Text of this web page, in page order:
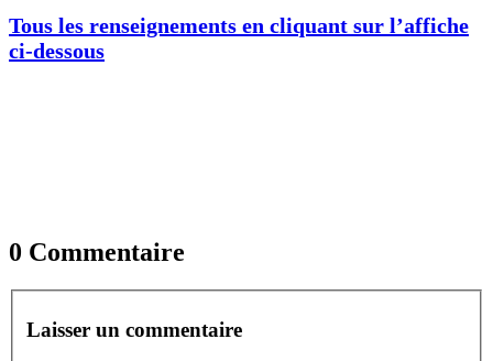
Tous les renseignements en cliquant sur l’affiche
ci-dessous
0 Commentaire
Laisser un commentaire